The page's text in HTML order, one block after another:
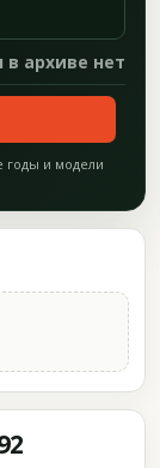
в архиве нет
годы и модели